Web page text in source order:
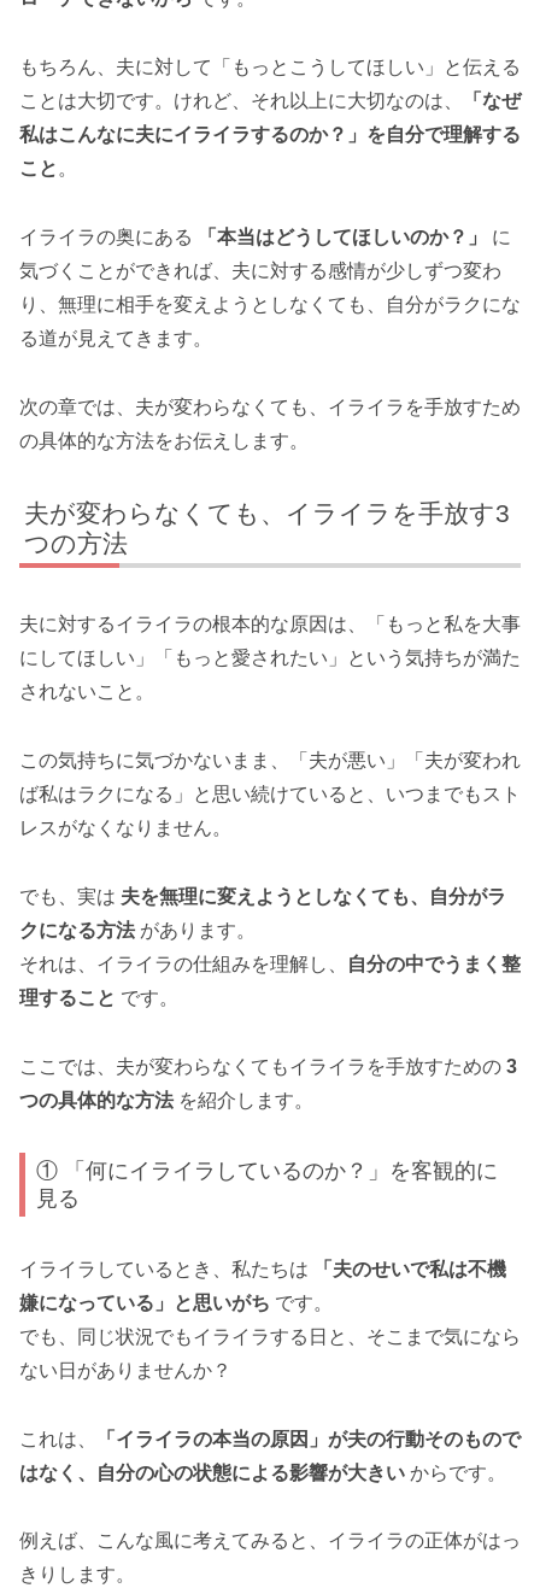
もちろん、夫に対して「もっとこうしてほしい」と伝える
ことは大切です。けれど、それ以上に大切なのは、
「なぜ
私はこんなに夫にイライラするのか？」を自分で理解する
こと 。
イライラの奥にある 「本当はどうしてほしいのか？」
に
気づくことができれば、夫に対する感情が少しずつ変わ
り、無理に相手を変えようとしなくても、自分がラクにな
る道が見えてきます。
次の章では、夫が変わらなくても、イライラを手放すため
の具体的な方法をお伝えします。
夫が変わらなくても、イライラを手放す3
つの方法
夫に対するイライラの根本的な原因は、「もっと私を大事
にしてほしい」「もっと愛されたい」という気持ちが満た
されないこと。
この気持ちに気づかないまま、「夫が悪い」「夫が変われ
ば私はラクになる」と思い続けていると、いつまでもスト
レスがなくなりません。
でも、実は 夫を無理に変えようとしなくても、自分がラ
クになる方法 があります。
それは、イライラの仕組みを理解し、
自分の中でうまく整
理すること です。
ここでは、夫が変わらなくてもイライラを手放すための 3
つの具体的な方法 を紹介します。
① 「何にイライラしているのか？」を客観的に
見る
イライラしているとき、私たちは
「夫のせいで私は不機
嫌になっている」と思いがち です。
でも、同じ状況でもイライラする日と、そこまで気になら
ない日がありませんか？
これは、
「イライラの本当の原因」が夫の行動そのもので
はなく、自分の心の状態による影響が大きい からです。
例えば、こんな風に考えてみると、イライラの正体がはっ
きりします。